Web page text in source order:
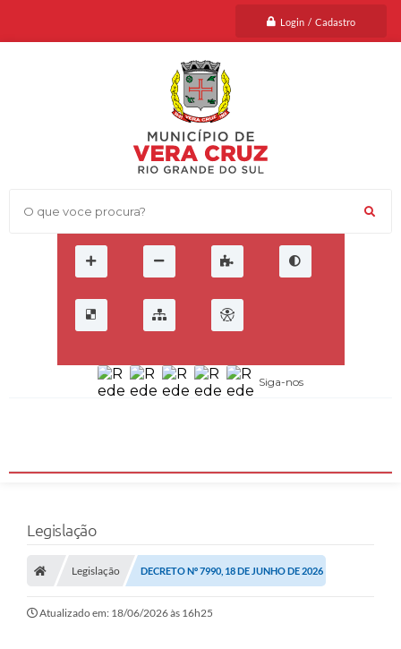
Login / Cadastro
O que voce procura?
Siga-nos
Legislação
Legislação DECRETO Nº 7990, 18 DE JUNHO DE 2026
Atualizado em: 18/06/2026 às 16h25